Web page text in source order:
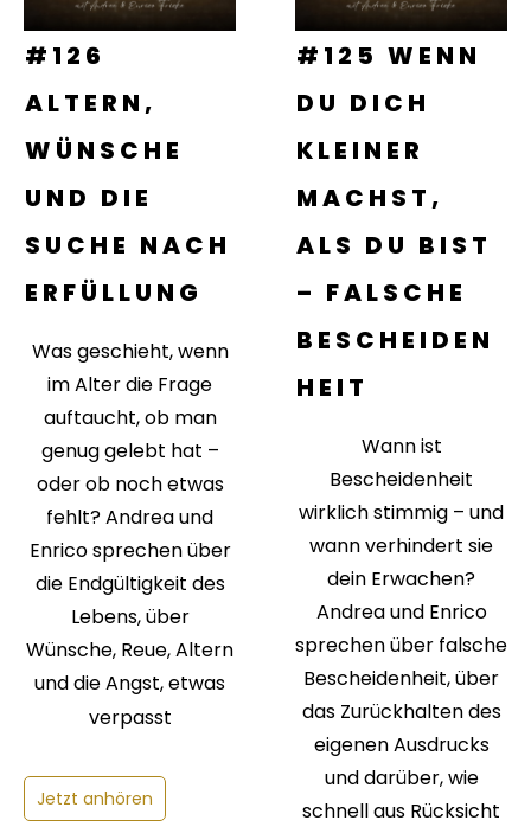
#126
ALTERN,
WÜNSCHE
UND DIE
SUCHE NACH
ERFÜLLUNG
Was geschieht, wenn
im Alter die Frage
auftaucht, ob man
genug gelebt hat –
oder ob noch etwas
fehlt? Andrea und
Enrico sprechen über
die Endgültigkeit des
Lebens, über
Wünsche, Reue, Altern
und die Angst, etwas
verpasst
Jetzt anhören
#125 WENN
DU DICH
KLEINER
MACHST,
ALS DU BIST
– FALSCHE
BESCHEIDEN
HEIT
Wann ist
Bescheidenheit
wirklich stimmig – und
wann verhindert sie
dein Erwachen?
Andrea und Enrico
sprechen über falsche
Bescheidenheit, über
das Zurückhalten des
eigenen Ausdrucks
und darüber, wie
schnell aus Rücksicht